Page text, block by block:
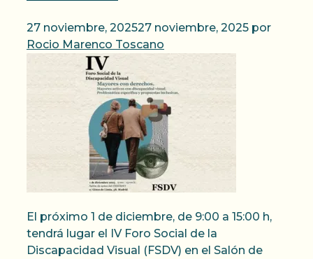
27 noviembre, 202527 noviembre, 2025 por
Rocio Marenco Toscano
El próximo 1 de diciembre, de 9:00 a 15:00 h,
tendrá lugar el IV Foro Social de la
Discapacidad Visual (FSDV) en el Salón de